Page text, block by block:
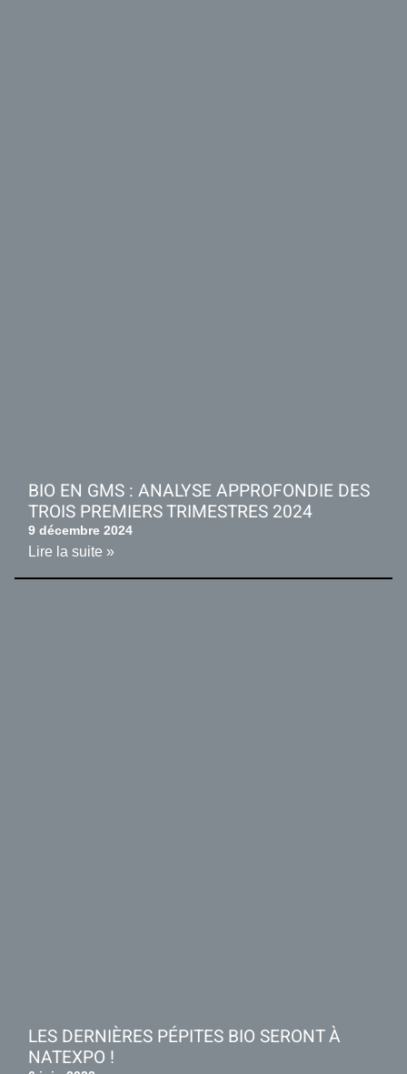
BIO EN GMS : ANALYSE APPROFONDIE DES
TROIS PREMIERS TRIMESTRES 2024
9 décembre 2024
Lire la suite »
LES DERNIÈRES PÉPITES BIO SERONT À
NATEXPO !